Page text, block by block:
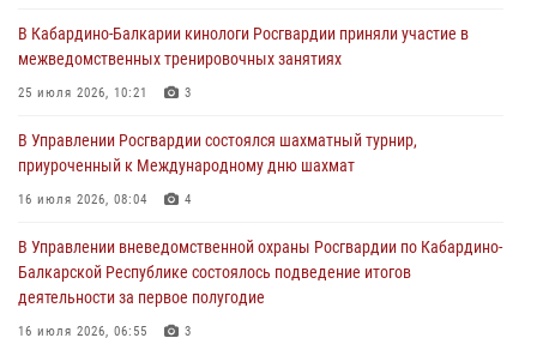
Росгвардия обеспечивает безопасность граждан на южном
направлении
31 июля 2026, 09:22
Состоялась рабочая встреча директора Росгвардии Героя России
генерала армии Виктора Золотова с заместителем полномочного
представителя Президента Российской Федерации в Северо-
31 июля 2026, 06:45 1
Управление Росгвардии по Кабардино-Балкарской Республике
информирует
В Кабардино-Балкарии кинологи Росгвардии приняли участие в
межведомственных тренировочных занятиях
25 июля 2026, 10:21 3
В Управлении Росгвардии состоялся шахматный турнир,
приуроченный к Международному дню шахмат
16 июля 2026, 08:04 4
В Управлении вневедомственной охраны Росгвардии по Кабардино-
Балкарской Республике состоялось подведение итогов
деятельности за первое полугодие
16 июля 2026, 06:55 3